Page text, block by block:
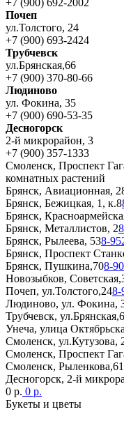
+7 (900) 692-2002
Почеп
ул.Толстого, 24
+7 (900) 693-2424
Трубчевск
ул.Брянская,66
+7 (900) 370-80-66
Людиново
ул. Фокина, 35
+7 (900) 690-53-35
Десногорск
2-й микрорайон, 3
+7 (900) 357-1333
Смоленск, Проспект
комнатных растений
Брянск, Авиационная,
Брянск, Бежицкая, 1, к.8
Брянск,
Брянск, Металлистов, 2
Брянск, Рылеева, 538-
Брянск, Проспект
Брянск, Пушкина,708-
Новозыбков,
Почеп, ул.Толстого,248-
Людиново, ул. Фокина,
Трубчевск,
Унеча, улица
Смоленск, ул.Кутузова,
Смоленск, Проспект
Смоленск,
Десногорск, 2-й
0 р. 0 р.
Букеты и цветы